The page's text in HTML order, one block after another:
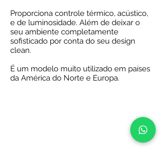
Proporciona controle térmico, acústico,
e de luminosidade. Além de deixar o
seu ambiente completamente
sofisticado por conta do seu design
clean.
É um modelo muito utilizado em países
da América do Norte e Europa.